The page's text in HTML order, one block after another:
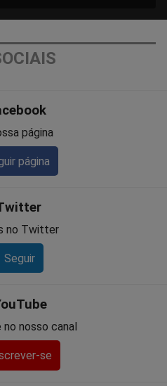
página
página
no Twitter
Seguir
no nosso canal
se